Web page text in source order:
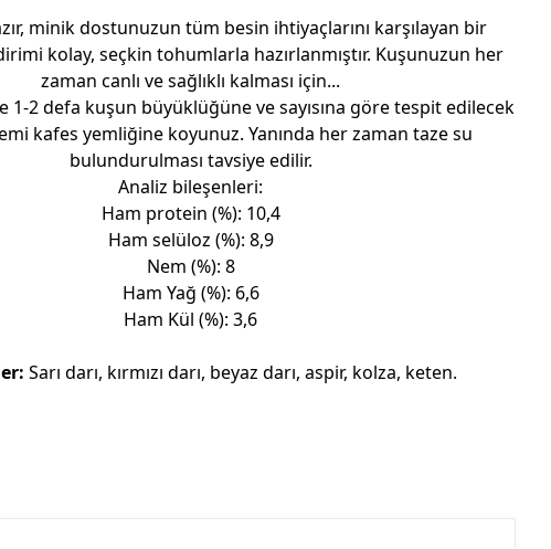
minik dostunuzun tüm besin ihtiyaçlarını karşılayan bir
kolay, seçkin tohumlarla hazırlanmıştır. Kuşunuzun her
zaman canlı ve sağlıklı kalması için...
1-2 defa kuşun büyüklüğüne ve sayısına göre tespit edilecek
kafes yemliğine koyunuz. Yanında her zaman taze su
bulundurulması tavsiye edilir.
Analiz bileşenleri:
Ham protein (%): 10,4
Ham selüloz (%): 8,9
Nem (%): 8
Ham Yağ (%): 6,6
Ham Kül (%): 3,6
Sarı darı, kırmızı darı, beyaz darı, aspir, kolza, keten.